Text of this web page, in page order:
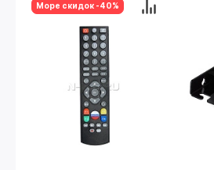
Море скидок -40%